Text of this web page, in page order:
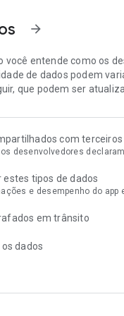
de volta a nitidez e a
de Fotos
e compartilhe suas
o aplicativo
que pensava
e preservá-los
gratis, reparar fotos,
e traga lembranças
arrow_forward
você entende como os
de dados podem
que podem ser
com terceiros
desenvolvedores
estes tipos de dados
e desempenho do
em trânsito
dados